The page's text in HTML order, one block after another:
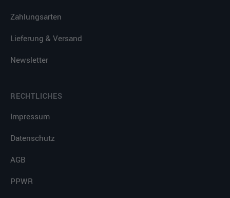
Zahlungsarten
Lieferung & Versand
Newsletter
RECHTLICHES
Impressum
Datenschutz
AGB
PPWR